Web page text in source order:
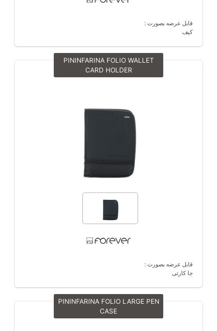
قابل عرضه بصورت :
کیف
PININFARINA FOLIO WALLET
CARD HOLDER
قابل عرضه بصورت :
جا کارتی
PININFARINA FOLIO LARGE PEN
CASE